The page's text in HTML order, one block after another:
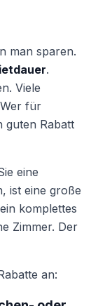
man sparen.
.
Viele
für
guten Rabatt
eine
ist eine große
komplettes
Zimmer. Der
an: